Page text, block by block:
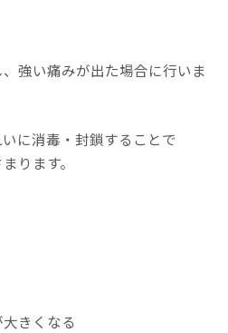
強い痛みが出た場合に行いま
に消毒・封鎖することで
ります。
きくなる